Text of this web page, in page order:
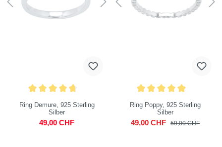
Ring Demure, 925 Sterling
Silber
49,00 CHF
Ring Poppy, 925 Sterling
Silber
49,00 CHF 59,00 CHF